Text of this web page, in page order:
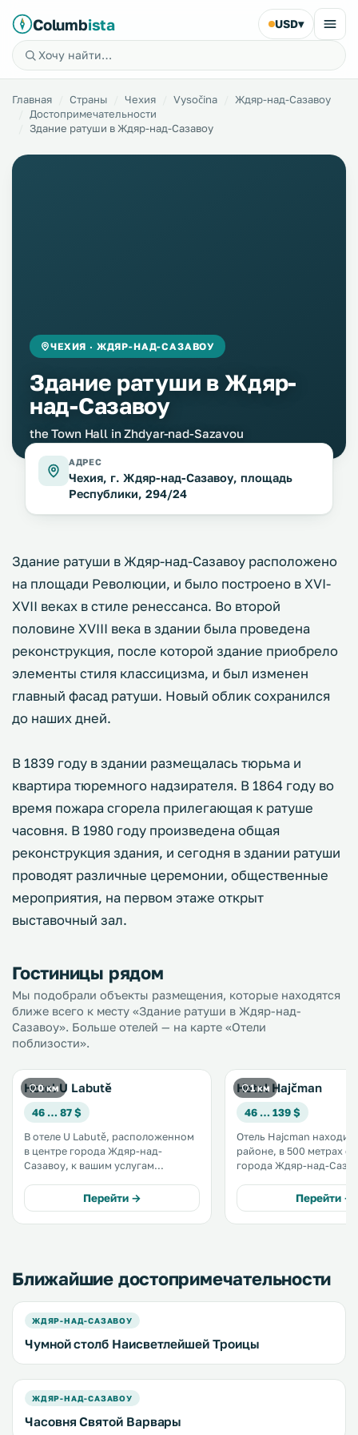
Columbista USD▾
Главная Страны Чехия Vysočina
Ждяр-над-Сазавоу
Достопримечательности
Здание ратуши в Ждяр-над-Сазавоу
ЧЕХИЯ · ЖДЯР-НАД-САЗАВОУ
Здание ратуши в Ждяр-
над-Сазавоу
the Town Hall in Zhdyar-nad-Sazavou
АДРЕС
Чехия, г. Ждяр-над-Сазавоу, площадь
Республики, 294/24
Здание ратуши в Ждяр-над-Сазавоу расположено
на площади Революции, и было построено в XVI-
XVII веках в стиле ренессанса. Во второй
половине XVIII века в здании была проведена
реконструкция, после которой здание приобрело
элементы стиля классицизма, и был изменен
главный фасад ратуши. Новый облик сохранился
до наших дней.
В 1839 году в здании размещалась тюрьма и
квартира тюремного надзирателя. В 1864 году во
время пожара сгорела прилегающая к ратуше
часовня. В 1980 году произведена общая
реконструкция здания, и сегодня в здании ратуши
проводят различные церемонии, общественные
мероприятия, на первом этаже открыт
выставочный зал.
Гостиницы рядом
Мы подобрали объекты размещения, которые находятся
ближе всего к месту «Здание ратуши в Ждяр-над-
Сазавоу». Больше отелей — на карте «Отели
поблизости».
0 км
Hotel U Labutě
46 … 87 $
В отеле U Labutě, расположенном
в центре города Ждяр-над-
Сазавоу, к вашим услугам
блюда чешской и
интернациональной кухни. .
Перейти →
1 км
Hotel Hajčman
46 … 139 $
Отель Hajcman
районе, в 500 метрах
города Ждяр-над-
собственной
комнатой, телевизором
спутниковыми
Перейти →
Ближайшие достопримечательности
ЖДЯР-НАД-САЗАВОУ
Чумной столб Наисветлейшей Троицы
ЖДЯР-НАД-САЗАВОУ
Часовня Святой Варвары